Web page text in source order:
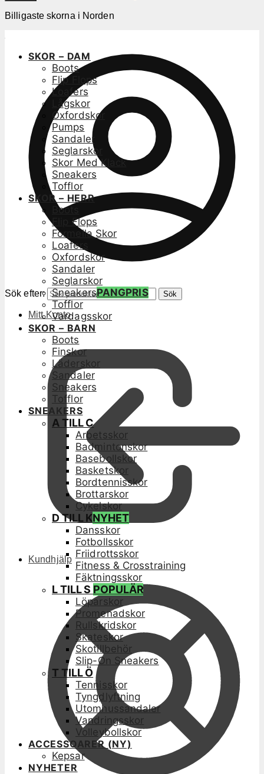
Billigaste skorna i Norden
Sök efter: Sök
Mitt Konto
Kundhjälp
SKOR – DAM
Boots
Flip Flops
Loafers
Lågskor
Oxfordskor
Pumps
Sandaler
Seglarskor
Skor Med Klack
Sneakers
Tofflor
SKOR – HERR
Boots
Flip Flops
Formella Skor
Loafers
Oxfordskor
Sandaler
Seglarskor
SneakersPANGPRIS
Tofflor
Vardagsskor
SKOR – BARN
Boots
Finskor
Läderskor
Sandaler
Sneakers
Tofflor
SNEAKERS
A TILL C
Arbetsskor
Badmintonskor
Basebollskor
Basketskor
Bordtennisskor
Brottarskor
Cykelskor
D TILL KNYHET
Dansskor
Fotbollsskor
Friidrottsskor
Fitness & Crosstraining
Fäktningsskor
L TILL S POPULÄR
Löparskor
Promenadskor
Rullskridskor
Skateskor
Skotillbehör
Slip-On Sneakers
T TILL Ö
Tennisskor
Tyngdlyftning
Utomhussandaler
Vandringsskor
Volleybollskor
ACCESSOARER (NY)
Kepsar
NYHETER